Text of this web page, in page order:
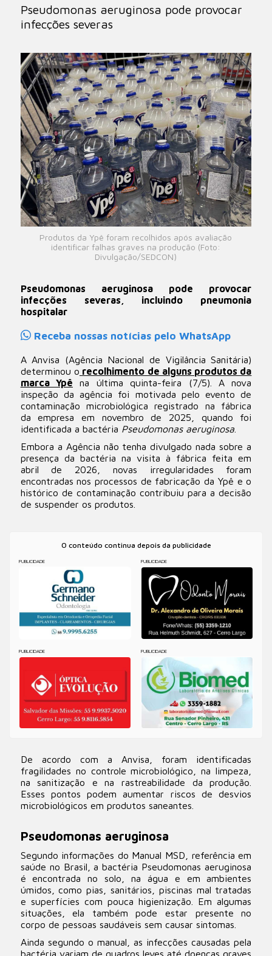
Pseudomonas aeruginosa pode provocar
infecções severas
Produtos da Ypê foram recolhidos após avaliação
identificar falhas graves na produção (Foto:
Divulgação/SEDCON)
Pseudomonas aeruginosa pode provocar
infecções severas, incluindo pneumonia
hospitalar
Receba nossas notícias pelo WhatsApp
A Anvisa (Agência Nacional de Vigilância Sanitária)
determinou o recolhimento de alguns produtos da
marca Ypê na última quinta-feira (7/5). A nova
inspeção da agência foi motivada pelo evento de
contaminação microbiológica registrado na fábrica
da empresa em novembro de 2025, quando foi
identificada a bactéria Pseudomonas aeruginosa.
Embora a Agência não tenha divulgado nada sobre a
presença da bactéria na visita à fábrica feita em
abril de 2026, novas irregularidades foram
encontradas nos processos de fabricação da Ypê e o
histórico de contaminação contribuiu para a decisão
de suspender os produtos.
O conteúdo continua depois da publicidade
PUBLICIDADE PUBLICIDADE
PUBLICIDADE PUBLICIDADE
De acordo com a Anvisa, foram identificadas
fragilidades no controle microbiológico, na limpeza,
na sanitização e na rastreabilidade da produção.
Esses pontos podem aumentar riscos de desvios
microbiológicos em produtos saneantes.
Pseudomonas aeruginosa
Segundo informações do Manual MSD, referência em
saúde no Brasil, a bactéria Pseudomonas aeruginosa
é encontrada no solo, na água e em ambientes
úmidos, como pias, sanitários, piscinas mal tratadas
e superfícies com pouca higienização. Em algumas
situações, ela também pode estar presente no
corpo de pessoas saudáveis sem causar sintomas.
Ainda segundo o manual, as infecções causadas pela
bactéria variam de quadros leves até doenças graves